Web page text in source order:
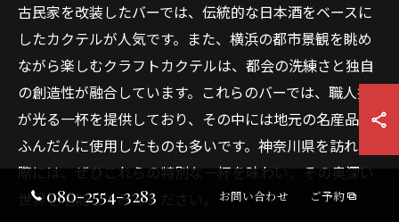
古民家を改装したバーでは、伝統的な日本酒をベースに
したカクテルが人気です。また、横浜の都市景観を眺め
ながら楽しむクラフトカクテルは、都会の洗練さと独自
の創造性が融合しています。これらのバーでは、職人技
が光る一杯を提供しており、その中には地元の名産品を
ふんだんに使用したものも多いです。神奈川県を訪れた
際には、ぜひこれらの特別な一杯を味わい、その奥深い
世界を堪能してみてください。
080-2554-3283 お問い合わせ ご予約